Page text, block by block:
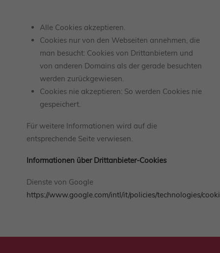
Alle Cookies akzeptieren.
Cookies nur von den Webseiten annehmen, die
man besucht: Cookies von Drittanbietern und
von anderen Domains als der gerade besuchten
werden zurückgewiesen.
Cookies nie akzeptieren: So werden Cookies nie
gespeichert.
Für weitere Informationen wird auf die
entsprechende Seite verwiesen.
Informationen über Drittanbieter-Cookies
Dienste von Google
https://www.google.com/intl/it/policies/technologies/